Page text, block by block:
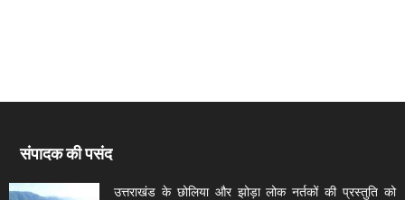
संपादक की पसंद
उत्तराखंड के छोलिया और झोड़ा लोक नर्तकों की प्रस्तुति को